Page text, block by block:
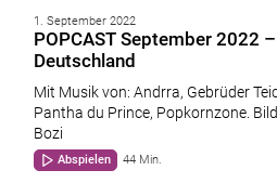
1. September 2022
POPCAST September 2022
Deutschland
Mit Musik von: Andrra, Gebrüder
Pantha du Prince, Popkornzone.
Bozi
Abspielen 44 Min.